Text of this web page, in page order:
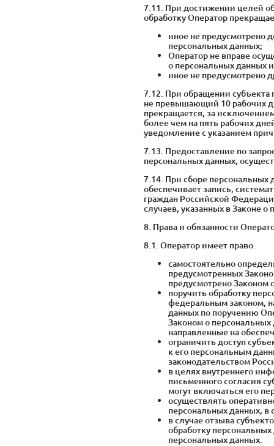
7.11. При достижении целей
обработку Оператор
иное не предусмотрено
персональных данных;
Оператор не вправе
о персональных
иное не предусмотрено
7.12. При обращении субъекта
не превышающий 10 рабочих
прекращается, за
более чем на пять рабочих
уведомление с указанием
7.13. Предоставление по
персональных данных,
7.14. При сборе
обеспечивает запись,
граждан Российской
случаев, указанных в Законе
8. Права и обязанности
8.1. Оператор имеет право:
самостоятельно
предусмотренных
предусмотрено
поручить обработку
федеральным законом,
данных по поручению
Законом о
направленные на
ограничить доступ
к его персональным
законодательством
в целях внутреннего
письменного согласия
могут включаться его
осуществлять
персональных данных, в
в случае отзыва
обработку
персональных данных.